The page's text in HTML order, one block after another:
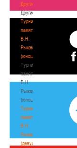
Другие
Другие
Турнир
памяти
В.Н.
Рыженкова
(юноши)
Турнир
памяти
В.Н.
Рыженкова
(юноши)
Турнир
памяти
В.Н.
Рыженкова
(девушки)